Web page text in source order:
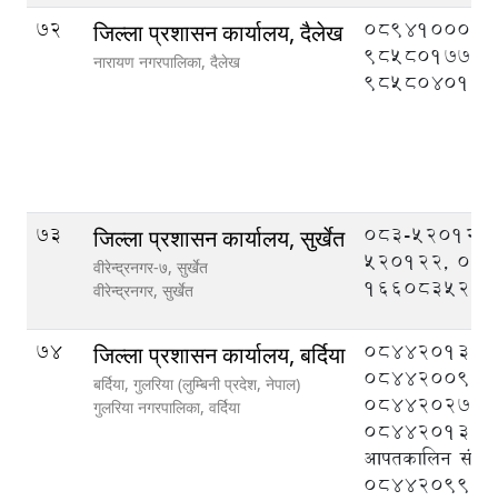
72
जिल्ला प्रशासन कार्यालय, दैलेख
नारायण नगरपालिका, दैलेख
089410008,
9858040126
73 जिल्ला प्रशासन कार्यालय, सुर्खेत
वीरेन्द्रनगर-७, सुर्खेत
वीरेन्द्रनगर, सुर्खेत
083-
520122,
74 जिल्ला प्रशासन कार्यालय, बर्दिया
बर्दिया, गुलरिया (लुम्बिनी प्रदेश, नेपाल)
गुलरिया नगरपालिका, वर्दिया
084420133,
084420095,
084420276,
084420132,
आपतकालिन
084420999